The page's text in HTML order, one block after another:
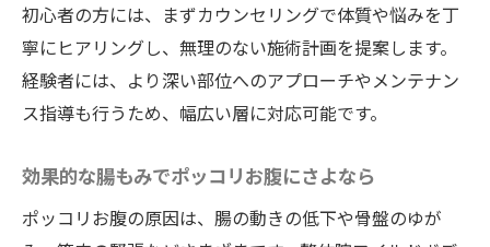
初心者の方には、まずカウンセリングで体質や悩みを丁
寧にヒアリングし、無理のない施術計画を提案します。
経験者には、より深い部位へのアプローチやメンテナン
ス指導も行うため、幅広い層に対応可能です。
効果的な腸もみでポッコリお腹にさよなら
ポッコリお腹の原因は、腸の動きの低下や骨盤のゆが